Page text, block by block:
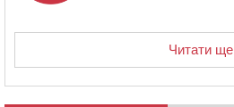
Читати ще